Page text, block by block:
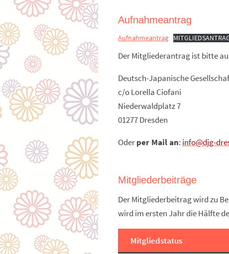
Aufnahmeantrag
Aufnahmeantrag
Der Mitgliederantrag ist bitte
Deutsch-Japanische
c/o Lorella Ciofani
Niederwaldplatz 7
01277 Dresden
Oderper Mail an: info@djg-
Mitgliederbeiträge
Der Mitgliederbeitrag wird zu
wird im ersten Jahr die Hälfte
Mitgliedstatus